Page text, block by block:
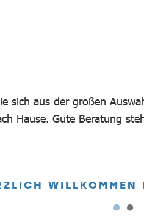
sich aus der großen
Hause. Gute Beratung
IM